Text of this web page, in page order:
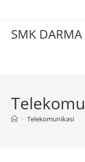
contentSMK DARMA
> Telekomunikasi